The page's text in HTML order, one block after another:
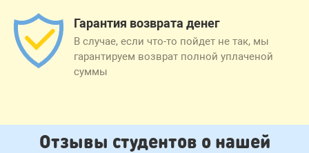
Гарантия возврата денег
В случае, если что-то пойдет не так, мы
гарантируем возврат полной уплаченой
суммы
Отзывы студентов о нашей